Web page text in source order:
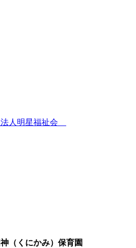
（くにかみ）保育園